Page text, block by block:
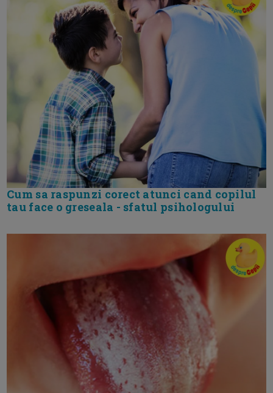
Cum sa raspunzi corect atunci cand copilul
tau face o greseala - sfatul psihologului